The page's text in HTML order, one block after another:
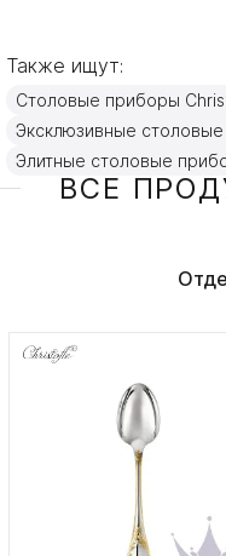
Также ищут:
Столовые приборы
Эксклюзивные
Элитные столовые
ВСЕ